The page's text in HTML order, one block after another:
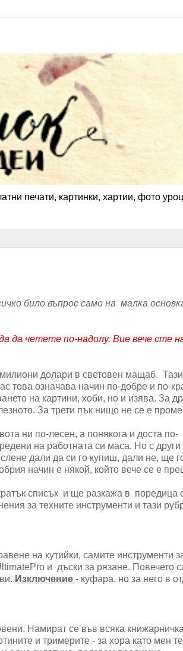
печати, картинки, хартии, фото
било въпрос само на малка
да четете по-надолу. Вие вече сте
милиони долари в световен мащаб. Тази
това означава начин по-добре и по-
на картини, хоби, но и изява. За
За трети пък нищо не се е
ни по-лесен, а понякога и доста по-
на работната си маса. Но с други
дали да си го купиш, дали не, ще
начин е някой, който вече се е
списък и ще разкажа в поредица
за техните инструменти и тази
на кутийки, самите инструменти
и дъски за рязане. Повечето
Изключение - куфара, но за него в
Намират се във всяка
и тримерите - за хора като мен